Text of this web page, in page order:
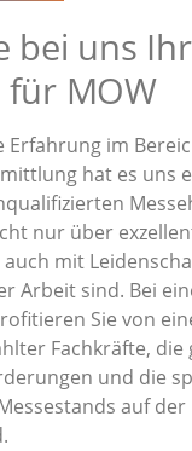
bei uns
für MOW
Erfahrung im
hat es uns
nur über
mit
Arbeit sind. Bei
Sie von
Fachkräfte, die
und die
auf der